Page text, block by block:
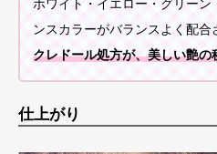
ホワイト・イエロー・グリー
ンスカラーがバランスよく配
クレドール処方が、美しい艶の
仕上がり